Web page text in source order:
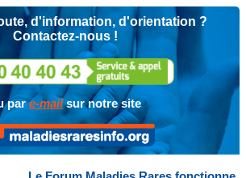
d'information, d'orientation ?
Contactez-nous !
pare-mailsur notre site